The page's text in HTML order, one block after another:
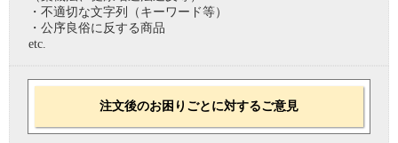
・不適切な文字列（キーワード等）
・公序良俗に反する商品
etc.
注文後のお困りごとに対するご意見